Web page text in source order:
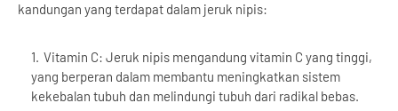
kandungan yang terdapat dalam jeruk nipis:
Vitamin C: Jeruk nipis mengandung vitamin C yang tinggi,
yang berperan dalam membantu meningkatkan sistem
kekebalan tubuh dan melindungi tubuh dari radikal bebas.